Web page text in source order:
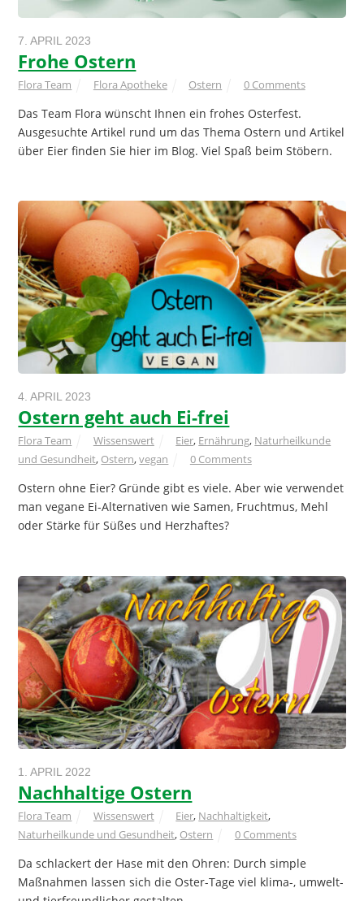
7. APRIL 2023
Frohe Ostern
Flora Team Flora Apotheke Ostern 0 Comments
Das Team Flora wünscht Ihnen ein frohes Osterfest.
Ausgesuchte Artikel rund um das Thema Ostern und Artikel
über Eier finden Sie hier im Blog. Viel Spaß beim Stöbern.
4. APRIL 2023
Ostern geht auch Ei-frei
Flora Team Wissenswert Eier, Ernährung, Naturheilkunde
und Gesundheit, Ostern,vegan 0 Comments
Ostern ohne Eier? Gründe gibt es viele. Aber wie verwendet
man vegane Ei-Alternativen wie Samen, Fruchtmus, Mehl
oder Stärke für Süßes und Herzhaftes?
1. APRIL 2022
Nachhaltige Ostern
Flora Team Wissenswert Eier, Nachhaltigkeit,
Naturheilkunde und Gesundheit, Ostern 0 Comments
Da schlackert der Hase mit den Ohren: Durch simple
Maßnahmen lassen sich die Oster-Tage viel klima-, umwelt-